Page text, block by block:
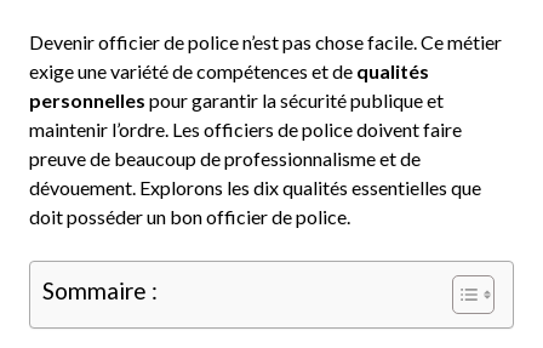
Devenir officier de police n’est pas chose facile. Ce métier
exige une variété de compétences et de qualités
personnelles pour garantir la sécurité publique et
maintenir l’ordre. Les officiers de police doivent faire
preuve de beaucoup de professionnalisme et de
dévouement. Explorons les dix qualités essentielles que
doit posséder un bon officier de police.
Sommaire :